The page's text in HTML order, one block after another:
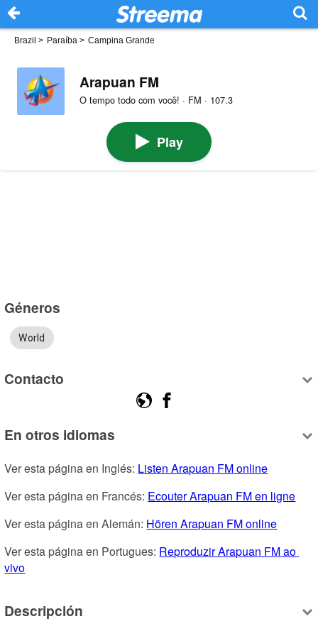
Brazil > Paraíba > Campina Grande
Arapuan FM
O tempo todo com você! · FM · 107.3
Play
Géneros
World
Contacto
En otros idiomas
Ver esta página en Inglés: Listen Arapuan FM online
Ver esta página en Francés: Ecouter Arapuan FM en ligne
Ver esta página en Alemán: Hören Arapuan FM online
Ver esta página en Portugues: Reproduzir Arapuan FM ao
vivo
Descripción